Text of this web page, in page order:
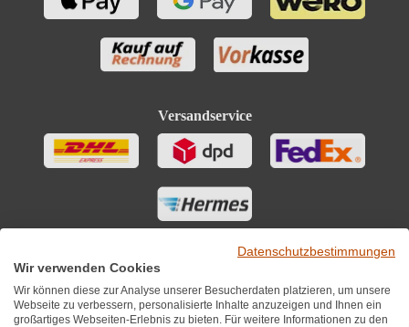
Versandservice
Datenschutzbestimmungen
Wir verwenden Cookies
Wir können diese zur Analyse unserer Besucherdaten platzieren, um unsere
Webseite zu verbessern, personalisierte Inhalte anzuzeigen und Ihnen ein
großartiges Webseiten-Erlebnis zu bieten. Für weitere Informationen zu den